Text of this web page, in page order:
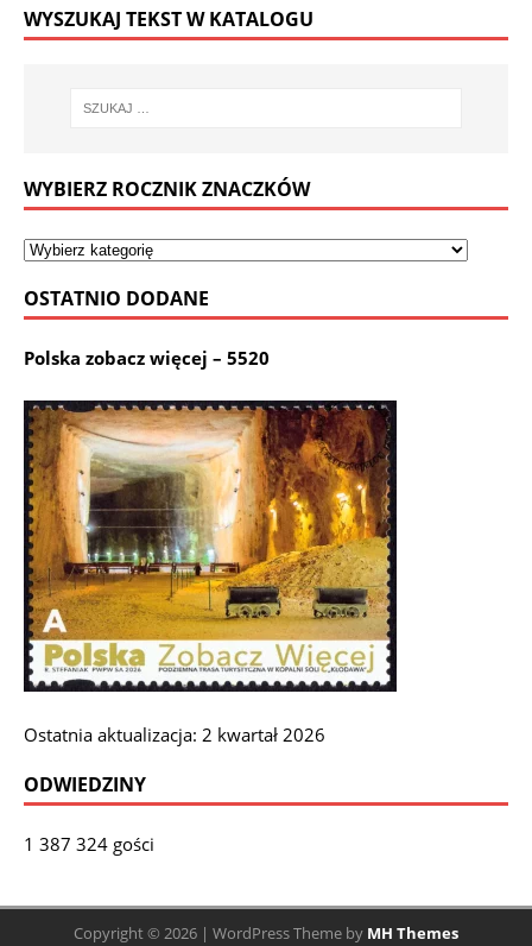
WYSZUKAJ TEKST W KATALOGU
WYBIERZ ROCZNIK ZNACZKÓW
OSTATNIO DODANE
Polska zobacz więcej – 5520
Ostatnia aktualizacja: 2 kwartał 2026
ODWIEDZINY
1 387 324 gości
Copyright © 2026 | WordPress Theme by MH Themes